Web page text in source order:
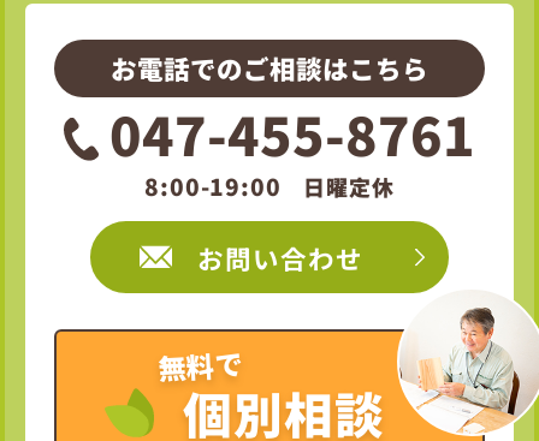
お電話でのご相談はこちら
047-455-8761
8:00-19:00 日曜定休
お問い合わせ
無料で
個別相談